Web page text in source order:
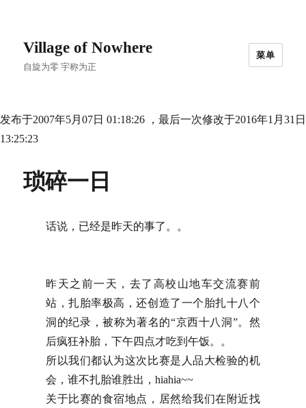
Village of Nowhere
自旋为零 宇称为正
菜单
发布于2007年5月07日 01:18:26 ，最后一次修改于2016年1月31日
13:25:23
琐碎一日
话说，已经是昨天的事了。。
昨天之前一天，去了高校山地车交流赛前
站，扎胎率极高，还创造了一个胎扎十八个
洞的纪录，被称为著名的“京西十八洞”。然
后疯狂补胎，下午四点才吃到午饭。。
所以我们都认为这次比赛是人品大检验的机
会，谁不扎胎谁胜出，hiahia~~
关于比赛的食宿地点，居然给我们在附近找